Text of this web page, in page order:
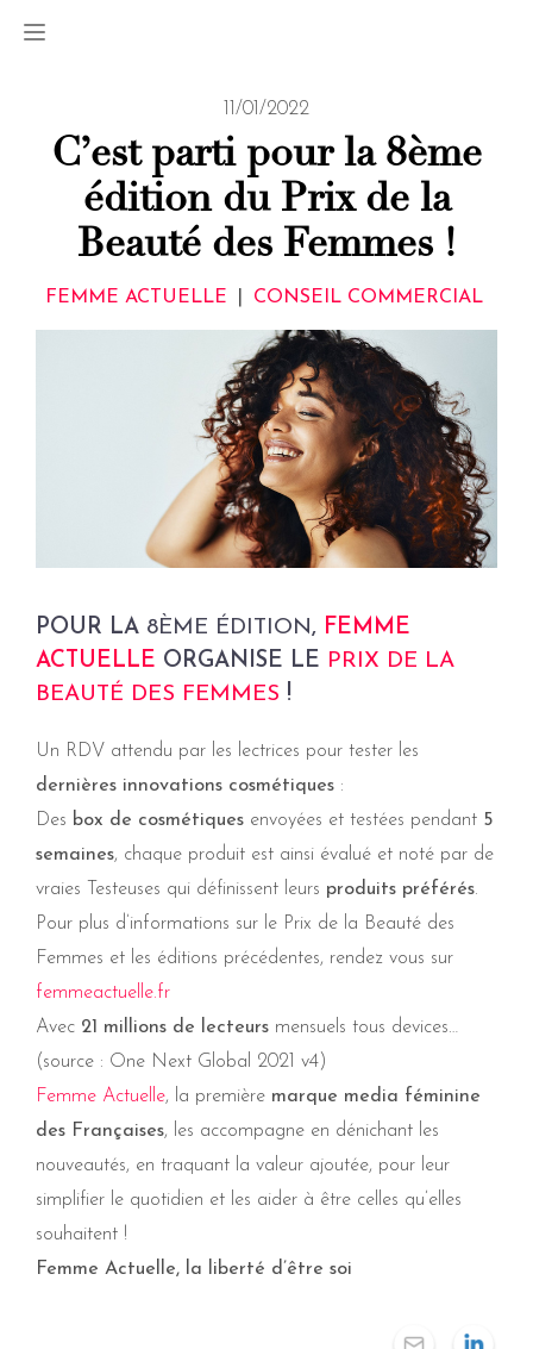
11/01/2022
C’est parti pour la 8ème
édition du Prix de la
Beauté des Femmes !
FEMME ACTUELLE CONSEIL COMMERCIAL
POUR LA 8ÈME ÉDITION, FEMME
ACTUELLE ORGANISE LE PRIX DE LA
BEAUTÉ DES FEMMES !
Un RDV attendu par les lectrices pour tester les
dernières innovations cosmétiques :
Des box de cosmétiques envoyées et testées pendant 5
semaines, chaque produit est ainsi évalué et noté par de
vraies Testeuses qui définissent leurs produits préférés.
Pour plus d’informations sur le Prix de la Beauté des
Femmes et les éditions précédentes, rendez vous sur
femmeactuelle.fr
Avec 21 millions de lecteurs mensuels tous devices…
(source : One Next Global 2021 v4)
Femme Actuelle, la première marque media féminine
des Françaises, les accompagne en dénichant les
nouveautés, en traquant la valeur ajoutée, pour leur
simplifier le quotidien et les aider à être celles qu’elles
souhaitent !
Femme Actuelle, la liberté d’être soi